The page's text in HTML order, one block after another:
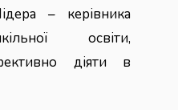
– керівника
освіти,
діяти в